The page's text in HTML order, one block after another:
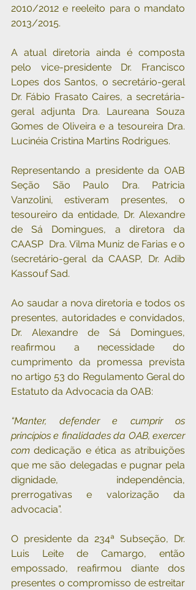
2010/2012 e reeleito para o mandato
2013/2015.
A atual diretoria ainda é composta
pelo vice-presidente Dr. Francisco
Lopes dos Santos, o secretário-geral
Dr. Fábio Frasato Caires, a secretária-
geral adjunta Dra. Laureana Souza
Gomes de Oliveira e a tesoureira Dra.
Lucinéia Cristina Martins Rodrigues.
Representando a presidente da OAB
Seção São Paulo Dra. Patricia
Vanzolini, estiveram presentes, o
tesoureiro da entidade, Dr. Alexandre
de Sá Domingues, a diretora da
CAASP  Dra. Vilma Muniz de Farias e o
(secretário-geral da CAASP, Dr. Adib
Kassouf Sad.
Ao saudar a nova diretoria e todos os
presentes, autoridades e convidados,
Dr. Alexandre de Sá Domingues,
reafirmou a necessidade do
cumprimento da promessa prevista
no artigo 53 do Regulamento Geral do
Estatuto da Advocacia da OAB:
“Manter, defender e cumprir os
princípios e finalidades da OAB, exercer
com dedicação e ética as atribuições
que me são delegadas e pugnar pela
dignidade, independência,
prerrogativas e valorização da
advocacia”.
O presidente da 234ª Subseção, Dr.
Luis Leite de Camargo, então
empossado, reafirmou diante dos
presentes o compromisso de estreitar